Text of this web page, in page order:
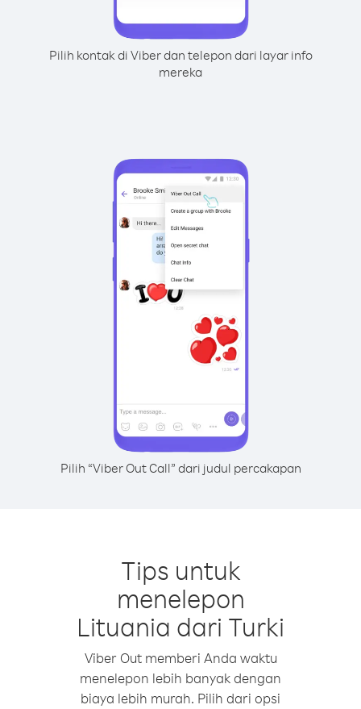
Pilih kontak di Viber dan telepon dari layar info
mereka
Pilih “Viber Out Call” dari judul percakapan
Tips untuk
menelepon
Lituania dari Turki
Viber Out memberi Anda waktu
menelepon lebih banyak dengan
biaya lebih murah. Pilih dari opsi